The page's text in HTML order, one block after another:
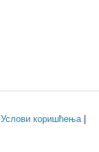
Услови коришћења|